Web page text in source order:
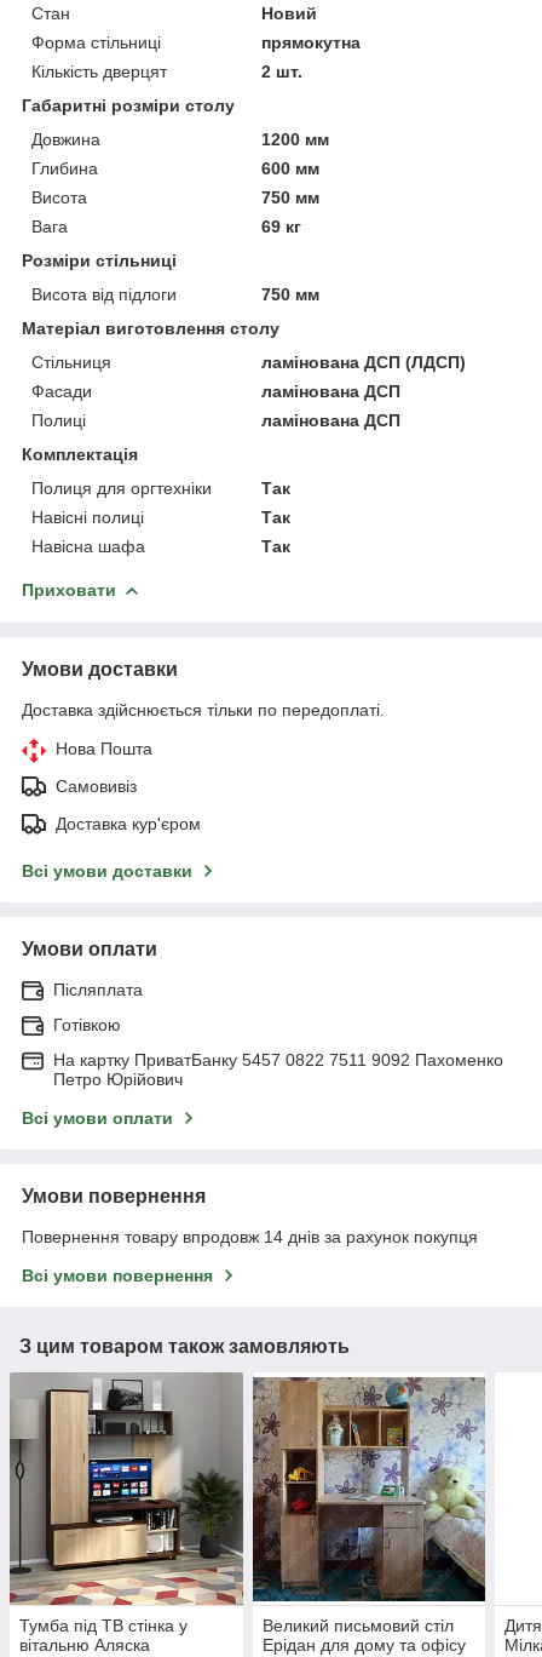
Стан
Новий
Форма стільниці
прямокутна
Кількість дверцят
2 шт.
Габаритні розміри столу
Довжина
1200 мм
Глибина
600 мм
Висота
750 мм
Вага
69 кг
Розміри стільниці
Висота від підлоги
750 мм
Матеріал виготовлення столу
Стільниця
ламінована ДСП (ЛДСП)
Фасади
ламінована ДСП
Полиці
ламінована ДСП
Комплектація
Полиця для оргтехніки
Так
Навісні полиці
Так
Навісна шафа
Так
Приховати
Умови доставки
Доставка здійснюється тільки по передоплаті.
Нова Пошта
Самовивіз
Доставка кур'єром
Всі умови доставки
Умови оплати
Післяплата
Готівкою
На картку ПриватБанку 5457 0822 7511 9092 Пахоменко
Петро Юрійович
Всі умови оплати
Умови повернення
Повернення товару впродовж 14 днів за рахунок покупця
Всі умови повернення
З цим товаром також замовляють
Тумба під ТВ стінка у
вітальню Аляска
Великий письмовий стіл
Ерідан для дому та офісу